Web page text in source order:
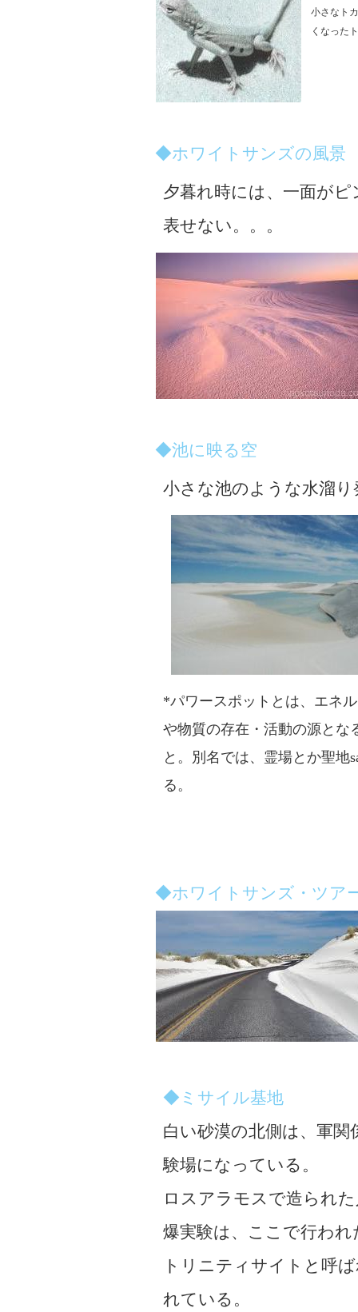
小さなト
くなった
◆ホワイトサンズの風景
夕暮れ時には、一面が
表せない。。。
◆池に映る空
小さな池のような水溜
*パワースポットとは、エネ
や物質の存在・活動の源とな
と。別名では、霊場とか聖地
る。
◆ホワイトサンズ・ツア
◆ミサイル基地
白い砂漠の北側は、軍関
験場になっている。
ロスアラモスで造られ
爆実験は、ここで行わ
トリニティサイトと呼
れている。